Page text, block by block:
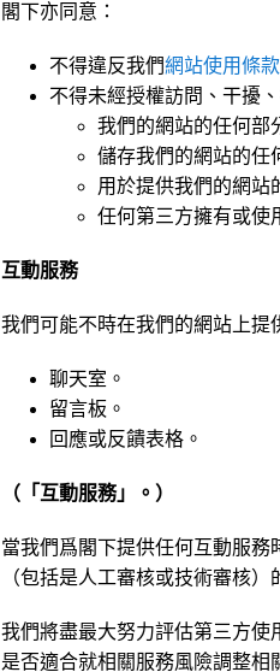
閣下亦同意：
不得違反我們網站使用條款
不得未經授權訪問、干擾
我們的網站的任何部
儲存我們的網站的任
用於提供我們的網站
任何第三方擁有或使
互動服務
我們可能不時在我們的網站上提
聊天室。
留言板。
回應或反饋表格。
（「互動服務」。）
當我們爲閣下提供任何互動服
（包括是人工審核或技術審核）
我們將盡最大努力評估第三方使
是否適合就相關服務風險調整